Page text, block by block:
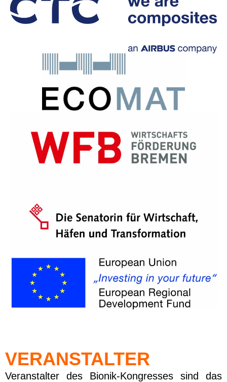
VERANSTALTER
Veranstalter des Bionik-Kongresses sind das